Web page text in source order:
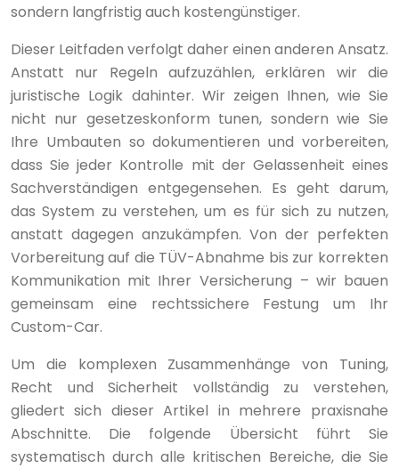
sondern langfristig auch kostengünstiger.
Dieser Leitfaden verfolgt daher einen anderen Ansatz.
Anstatt nur Regeln aufzuzählen, erklären wir die
juristische Logik dahinter. Wir zeigen Ihnen, wie Sie
nicht nur gesetzeskonform tunen, sondern wie Sie
Ihre Umbauten so dokumentieren und vorbereiten,
dass Sie jeder Kontrolle mit der Gelassenheit eines
Sachverständigen entgegensehen. Es geht darum,
das System zu verstehen, um es für sich zu nutzen,
anstatt dagegen anzukämpfen. Von der perfekten
Vorbereitung auf die TÜV-Abnahme bis zur korrekten
Kommunikation mit Ihrer Versicherung – wir bauen
gemeinsam eine rechtssichere Festung um Ihr
Custom-Car.
Um die komplexen Zusammenhänge von Tuning,
Recht und Sicherheit vollständig zu verstehen,
gliedert sich dieser Artikel in mehrere praxisnahe
Abschnitte. Die folgende Übersicht führt Sie
systematisch durch alle kritischen Bereiche, die Sie